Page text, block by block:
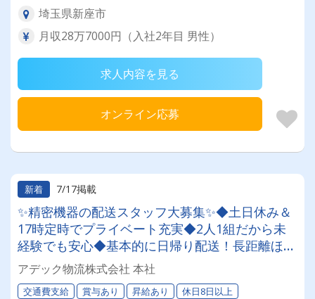
埼玉県新座市
月収28万7000円（入社2年目 男性）
求人内容を見る
オンライン応募
新着 7/17掲載
✨精密機器の配送スタッフ大募集✨◆土日休み＆
17時定時でプライベート充実◆2人1組だから未
経験でも安心◆基本的に日帰り配送！長距離ほぼ
なし◆資格取得支援制度で中型免許も取得可能◆
南日本運輸倉庫グループの安定企業
アデック物流株式会社 本社
交通費支給 賞与あり 昇給あり 休日8日以上